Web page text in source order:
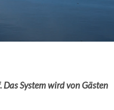
System wird von Gästen